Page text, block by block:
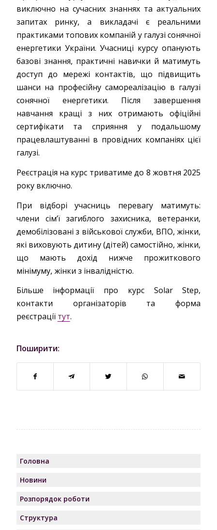
виключно на сучасних знаннях та актуальних
запитах ринку, а викладачі є реальними
практиками топових компаній у галузі сонячної
енергетики України. Учасниці курсу опанують
базові знання, практичні навички й матимуть
доступ до мережі контактів, що підвищить
шанси на професійну самореалізацію в галузі
сонячної енергетики. Після завершення
навчання кращі з них отримають офіційні
сертифікати та сприяння у подальшому
працевлаштуванні в провідних компаніях цієї
галузі.
Реєстрація на курс триватиме до 8 жовтня 2025
року включно.
При відборі учасниць перевагу матимуть:
члени сім’ї загиблого захисника, ветеранки,
демобілізовані з військової служби, ВПО, жінки,
які виховують дитину (дітей) самостійно, жінки,
що мають дохід нижче прожиткового
мінімуму, жінки з інвалідністю.
Більше інформації про курс Solar Step,
контакти організаторів та форма
реєстрації тут.
Поширити:
Головна
Новини
Розпорядок роботи
Структура